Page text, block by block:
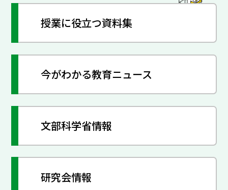
授業に役立つ資料集
今がわかる教育ニュース
文部科学省情報
研究会情報